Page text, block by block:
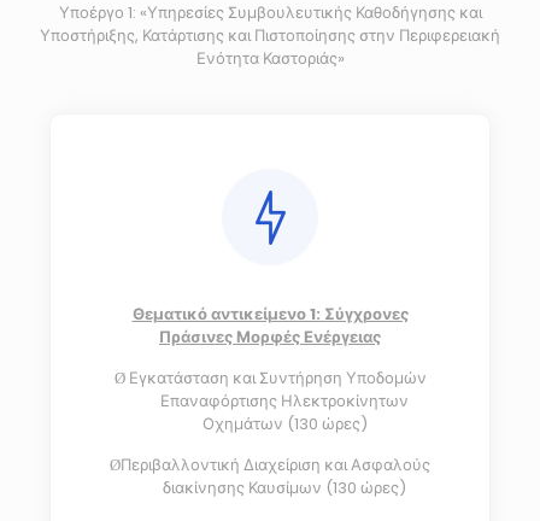
Υποέργο 1: «Υπηρεσίες Συμβουλευτικής Καθοδήγησης και
Υποστήριξης, Κατάρτισης και Πιστοποίησης στην Περιφερειακή
Ενότητα Καστοριάς»
Θεματικό αντικείμενο 1: Σύγχρονες
Πράσινες Μορφές Ενέργειας
Ø Εγκατάσταση και Συντήρηση Υποδομών
Επαναφόρτισης Ηλεκτροκίνητων
Οχημάτων (130 ώρες)
ØΠεριβαλλοντική Διαχείριση και Ασφαλούς
διακίνησης Καυσίμων (130 ώρες)